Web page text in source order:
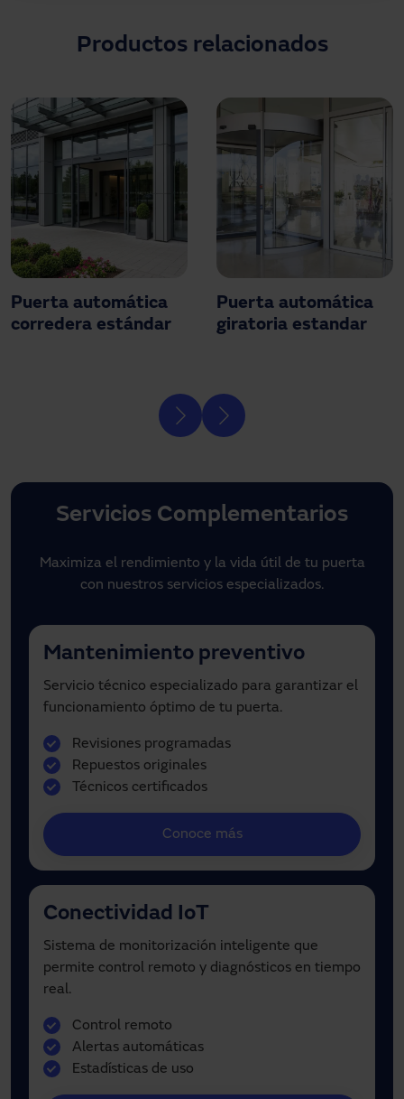
Productos relacionados
Puerta automática
corredera estándar
Puerta automática
giratoria estandar
Servicios Complementarios
Maximiza el rendimiento y la vida útil de tu puerta
con nuestros servicios especializados.
Mantenimiento preventivo
Servicio técnico especializado para garantizar el
funcionamiento óptimo de tu puerta.
Revisiones programadas
Repuestos originales
Técnicos certificados
Conoce más
Conectividad IoT
Sistema de monitorización inteligente que
permite control remoto y diagnósticos en tiempo
real.
Control remoto
Alertas automáticas
Estadísticas de uso